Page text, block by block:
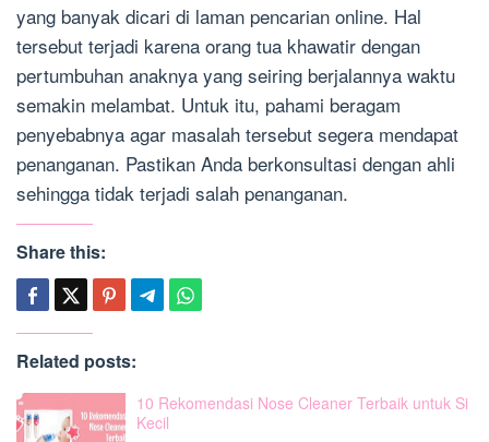
yang banyak dicari di laman pencarian online. Hal
tersebut terjadi karena orang tua khawatir dengan
pertumbuhan anaknya yang seiring berjalannya waktu
semakin melambat. Untuk itu, pahami beragam
penyebabnya agar masalah tersebut segera mendapat
penanganan. Pastikan Anda berkonsultasi dengan ahli
sehingga tidak terjadi salah penanganan.
Share this:
Related posts:
10 Rekomendasi Nose Cleaner Terbaik untuk Si
Kecil